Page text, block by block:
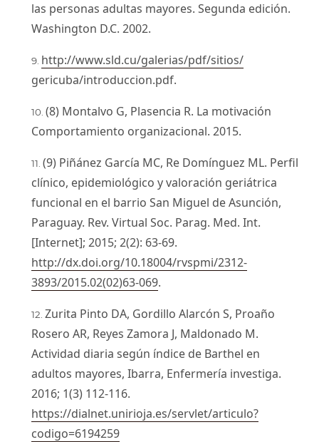
las personas adultas mayores. Segunda edición.
Washington D.C. 2002.
http://www.sld.cu/galerias/pdf/sitios/
gericuba/introduccion.pdf.
(8) Montalvo G, Plasencia R. La motivación
Comportamiento organizacional. 2015.
(9) Piñánez García MC, Re Domínguez ML. Perfil
clínico, epidemiológico y valoración geriátrica
funcional en el barrio San Miguel de Asunción,
Paraguay. Rev. Virtual Soc. Parag. Med. Int.
[Internet]; 2015; 2(2): 63-69.
http://dx.doi.org/10.18004/rvspmi/2312-
3893/2015.02(02)63-069.
Zurita Pinto DA, Gordillo Alarcón S, Proaño
Rosero AR, Reyes Zamora J, Maldonado M.
Actividad diaria según índice de Barthel en
adultos mayores, Ibarra, Enfermería investiga.
2016; 1(3) 112-116.
https://dialnet.unirioja.es/servlet/articulo?
codigo=6194259